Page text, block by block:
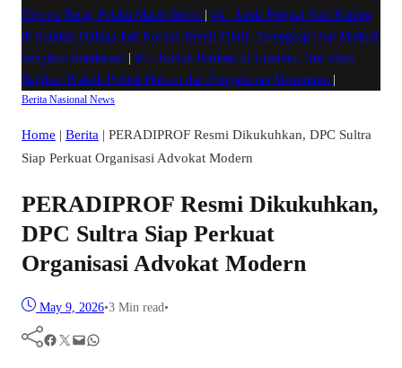
Depresi Berat, Pelaku Masih Buron
#4 - Janda Penjual Nasi Kuning
di Kendari Diduga Jadi Korban Kredit Fiktif, Terungkap Usai Mediasi
Sengketa Kendaraan
#5 - Kuliah Perdana di Unsultra, Nur Alam
Bagikan Praktik Politik Hukum dari Pengalaman Memimpin
Berita Nasional News
Home | Berita | PERADIPROF Resmi Dikukuhkan, DPC Sultra
Siap Perkuat Organisasi Advokat Modern
PERADIPROF Resmi Dikukuhkan,
DPC Sultra Siap Perkuat
Organisasi Advokat Modern
May 9, 2026•3 Min read•
Facebook Twitter Mail WhatsApp